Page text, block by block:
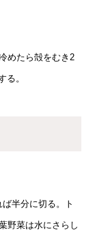
めたら殻をむき2
る。
半分に切る。ト
野菜は水にさらし